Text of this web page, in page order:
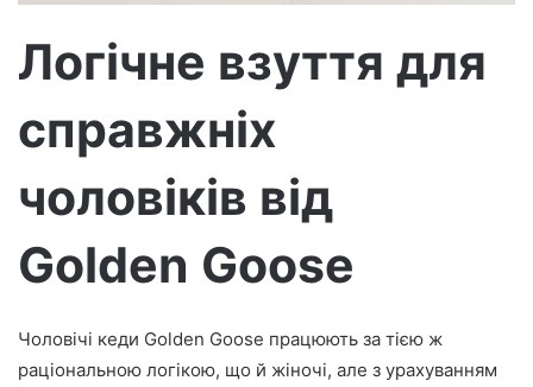
о
н
о
о
и
а
Логічне взуття для
справжніх
чоловіків від
Golden Goose
Чоловічі кеди Golden Goose працюють за тією ж
раціональною логікою, що й жіночі, але з урахуванням